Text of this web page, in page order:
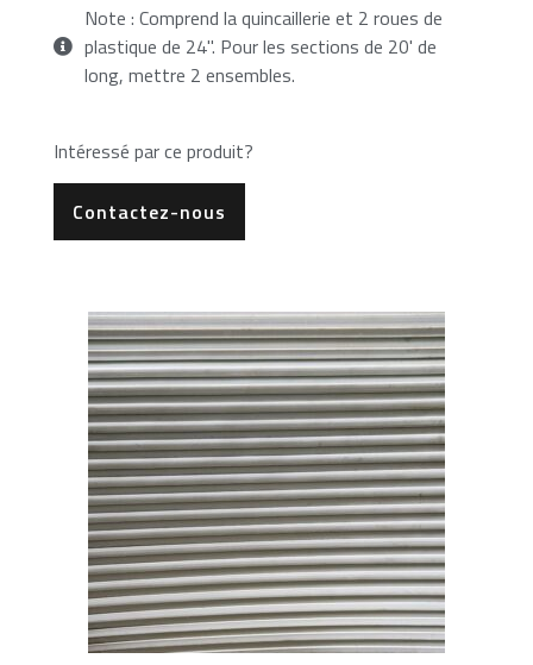
Note : Comprend la quincaillerie et 2 roues de
plastique de 24''. Pour les sections de 20' de
long, mettre 2 ensembles.
Intéressé par ce produit?
Contactez-nous